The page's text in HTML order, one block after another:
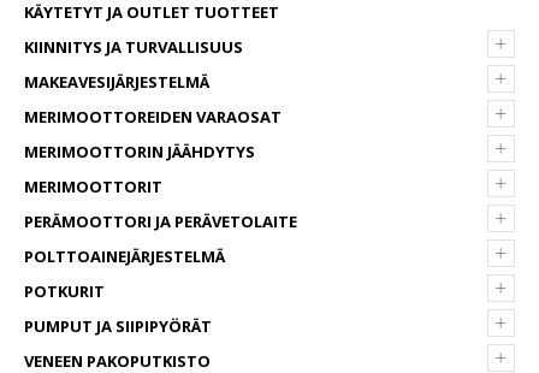
KÄYTETYT JA OUTLET TUOTTEET
+
KIINNITYS JA TURVALLISUUS
+
MAKEAVESIJÄRJESTELMÄ
+
MERIMOOTTOREIDEN VARAOSAT
+
MERIMOOTTORIN JÄÄHDYTYS
+
MERIMOOTTORIT
+
PERÄMOOTTORI JA PERÄVETOLAITE
+
POLTTOAINEJÄRJESTELMÄ
+
POTKURIT
+
PUMPUT JA SIIPIPYÖRÄT
+
VENEEN PAKOPUTKISTO